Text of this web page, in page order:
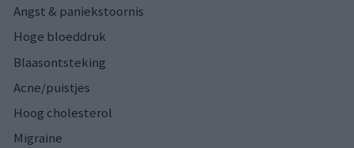
Angst & paniekstoornis
Hoge bloeddruk
Blaasontsteking
Acne/puistjes
Hoog cholesterol
Migraine